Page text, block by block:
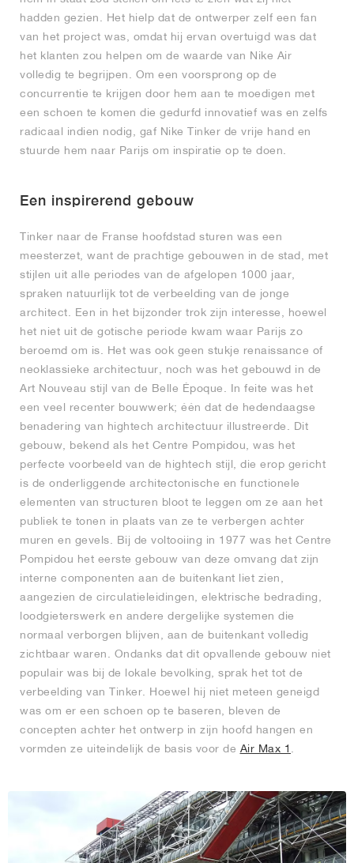
hadden gezien. Het hielp dat de ontwerper zelf een fan
van het project was, omdat hij ervan overtuigd was dat
het klanten zou helpen om de waarde van Nike Air
volledig te begrijpen. Om een voorsprong op de
concurrentie te krijgen door hem aan te moedigen met
een schoen te komen die gedurfd innovatief was en zelfs
radicaal indien nodig, gaf Nike Tinker de vrije hand en
stuurde hem naar Parijs om inspiratie op te doen.
Een inspirerend gebouw
Tinker naar de Franse hoofdstad sturen was een
meesterzet, want de prachtige gebouwen in de stad, met
stijlen uit alle periodes van de afgelopen 1000 jaar,
spraken natuurlijk tot de verbeelding van de jonge
architect. Een in het bijzonder trok zijn interesse, hoewel
het niet uit de gotische periode kwam waar Parijs zo
beroemd om is. Het was ook geen stukje renaissance of
neoklassieke architectuur, noch was het gebouwd in de
Art Nouveau stijl van de Belle Époque. In feite was het
een veel recenter bouwwerk; één dat de hedendaagse
benadering van hightech architectuur illustreerde. Dit
gebouw, bekend als het Centre Pompidou, was het
perfecte voorbeeld van de hightech stijl, die erop gericht
is de onderliggende architectonische en functionele
elementen van structuren bloot te leggen om ze aan het
publiek te tonen in plaats van ze te verbergen achter
muren en gevels. Bij de voltooiing in 1977 was het Centre
Pompidou het eerste gebouw van deze omvang dat zijn
interne componenten aan de buitenkant liet zien,
aangezien de circulatieleidingen, elektrische bedrading,
loodgieterswerk en andere dergelijke systemen die
normaal verborgen blijven, aan de buitenkant volledig
zichtbaar waren. Ondanks dat dit opvallende gebouw niet
populair was bij de lokale bevolking, sprak het tot de
verbeelding van Tinker. Hoewel hij niet meteen geneigd
was om er een schoen op te baseren, bleven de
concepten achter het ontwerp in zijn hoofd hangen en
vormden ze uiteindelijk de basis voor de Air Max 1